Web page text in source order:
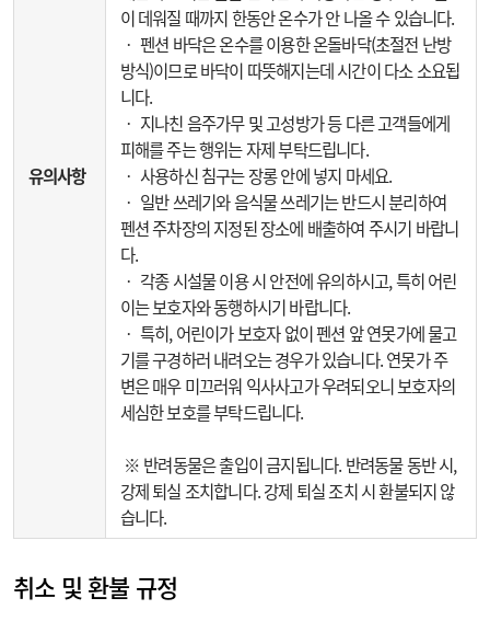
유의사항
이 데워질 때까지 한동안 온수가 안 나올 수 있습니다.
‧ 펜션 바닥은 온수를 이용한 온돌바닥(초절전 난방
방식)이므로 바닥이 따뜻해지는데 시간이 다소 소요됩
니다.
‧ 지나친 음주가무 및 고성방가 등 다른 고객들에게
피해를 주는 행위는 자제 부탁드립니다.
‧ 사용하신 침구는 장롱 안에 넣지 마세요.
‧ 일반 쓰레기와 음식물 쓰레기는 반드시 분리하여
펜션 주차장의 지정된 장소에 배출하여 주시기 바랍니
다.
‧ 각종 시설물 이용 시 안전에 유의하시고, 특히 어린
이는 보호자와 동행하시기 바랍니다.
‧ 특히, 어린이가 보호자 없이 펜션 앞 연못가에 물고
기를 구경하러 내려오는 경우가 있습니다. 연못가 주
변은 매우 미끄러워 익사사고가 우려되오니 보호자의
세심한 보호를 부탁드립니다.
※ 반려동물은 출입이 금지됩니다. 반려동물 동반 시,
강제 퇴실 조치합니다. 강제 퇴실 조치 시 환불되지 않
습니다.
취소 및 환불 규정